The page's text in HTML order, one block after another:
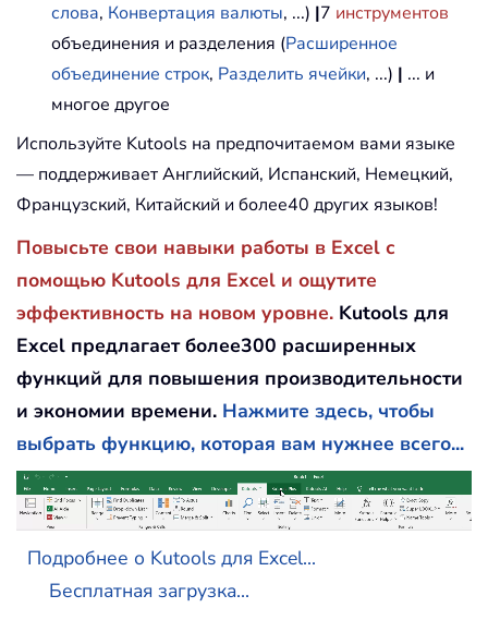
слова, Конвертация валюты, ...) |7 инструментов
объединения и разделения (Расширенное
объединение строк, Разделить ячейки, ...) | ... и
многое другое
Используйте Kutools на предпочитаемом вами языке
— поддерживает Английский, Испанский, Немецкий,
Французский, Китайский и более40 других языков!
Повысьте свои навыки работы в Excel с
помощью Kutools для Excel и ощутите
эффективность на новом уровне. Kutools для
Excel предлагает более300 расширенных
функций для повышения производительности
и экономии времени. Нажмите здесь, чтобы
выбрать функцию, которая вам нужнее всего...
Подробнее о Kutools для Excel...
Бесплатная загрузка...